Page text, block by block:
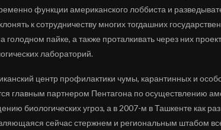
функции американского лоббиста и
к сотрудничеству многих тогдашних
голодном пайке, а также проталкивать через них
лабораторий.
центр профилактики чумы, карантинных и
главным партнером Пентагона по осуществлению
биологических угроз, а в 2007-м в Ташкенте как
сейчас стержнем и региональным штабом